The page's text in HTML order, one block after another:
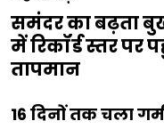
समंदर का बढ़ता
में रिकॉर्ड स्तर पर
तापमान
16 दिनों तक चला